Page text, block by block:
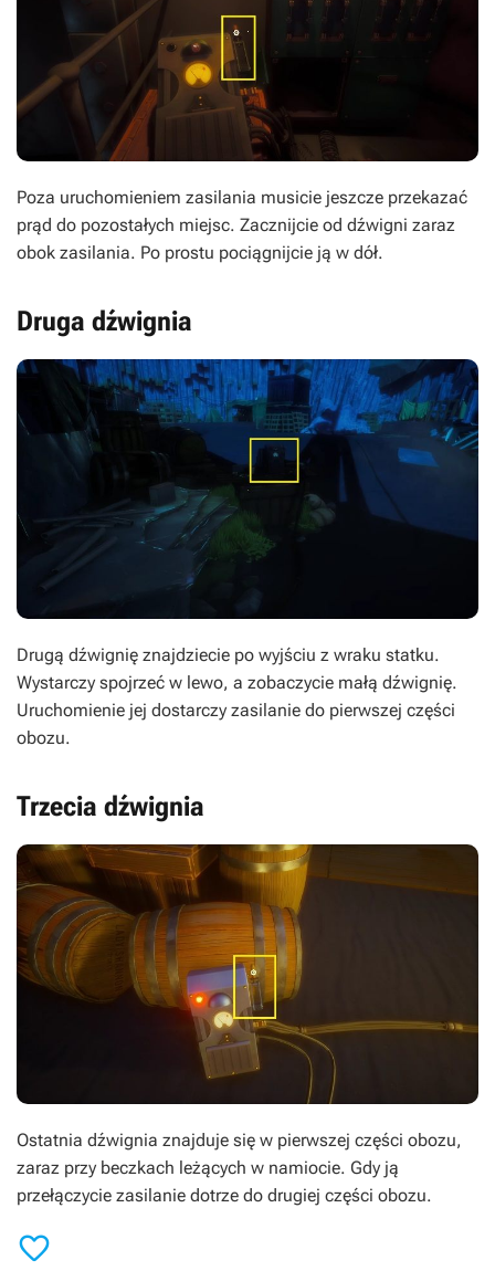
Poza uruchomieniem zasilania musicie jeszcze przekazać
prąd do pozostałych miejsc. Zacznijcie od dźwigni zaraz
obok zasilania. Po prostu pociągnijcie ją w dół.
Druga dźwignia
Drugą dźwignię znajdziecie po wyjściu z wraku statku.
Wystarczy spojrzeć w lewo, a zobaczycie małą dźwignię.
Uruchomienie jej dostarczy zasilanie do pierwszej części
obozu.
Trzecia dźwignia
Ostatnia dźwignia znajduje się w pierwszej części obozu,
zaraz przy beczkach leżących w namiocie. Gdy ją
przełączycie zasilanie dotrze do drugiej części obozu.
